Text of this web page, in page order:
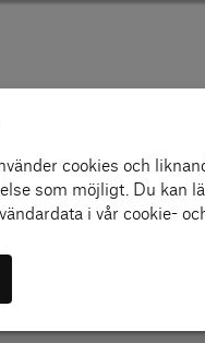
cookies och
som möjligt. Du kan
i vår cookie-